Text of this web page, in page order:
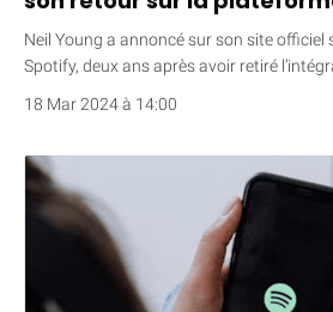
Neil Young a annoncé sur son site
Spotify, deux ans après avoir retiré
18 Mar 2024 à 14:00